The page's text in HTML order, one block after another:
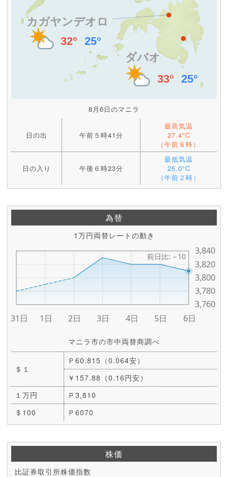
8月6日のマニラ
日の出 午前５時41分
最高気温
27.4°C
（午前８時）
日の入り 午後６時23分
最低気温
25.0°C
（午前２時）
為替
1万円両替レートの動き
マニラ市の市中両替商調べ
＄１
Ｐ60.815（0.064安）
￥157.88（0.16円安）
１万円
Ｐ3,810
＄100
Ｐ6070
株価
比証券取引所株価指数